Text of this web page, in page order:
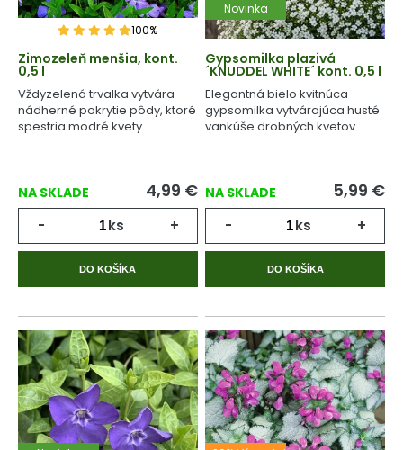
100%
Zimozeleň menšia, kont.
0,5 l
Vždyzelená trvalka vytvára
nádherné pokrytie pôdy, ktoré
spestria modré kvety.
NA SKLADE 4,99 €
- ks +
DO KOŠÍKA
Novinka
Gypsomilka plazivá
´KNUDDEL WHITE´ kont. 0,5 l
Elegantná bielo kvitnúca
gypsomilka vytvárajúca husté
vankúše drobných kvetov.
NA SKLADE 5,99 €
- ks +
DO KOŠÍKA